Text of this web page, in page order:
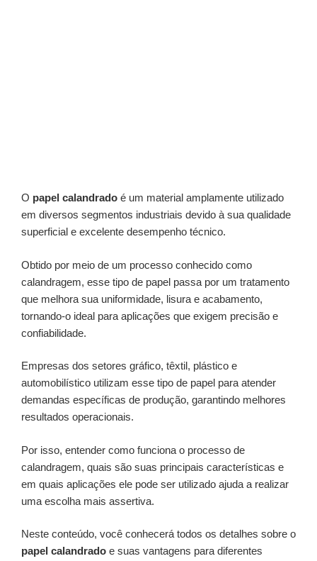
O papel calandrado é um material amplamente utilizado
em diversos segmentos industriais devido à sua qualidade
superficial e excelente desempenho técnico.
Obtido por meio de um processo conhecido como
calandragem, esse tipo de papel passa por um tratamento
que melhora sua uniformidade, lisura e acabamento,
tornando-o ideal para aplicações que exigem precisão e
confiabilidade.
Empresas dos setores gráfico, têxtil, plástico e
automobilístico utilizam esse tipo de papel para atender
demandas específicas de produção, garantindo melhores
resultados operacionais.
Por isso, entender como funciona o processo de
calandragem, quais são suas principais características e
em quais aplicações ele pode ser utilizado ajuda a realizar
uma escolha mais assertiva.
Neste conteúdo, você conhecerá todos os detalhes sobre o
papel calandrado e suas vantagens para diferentes